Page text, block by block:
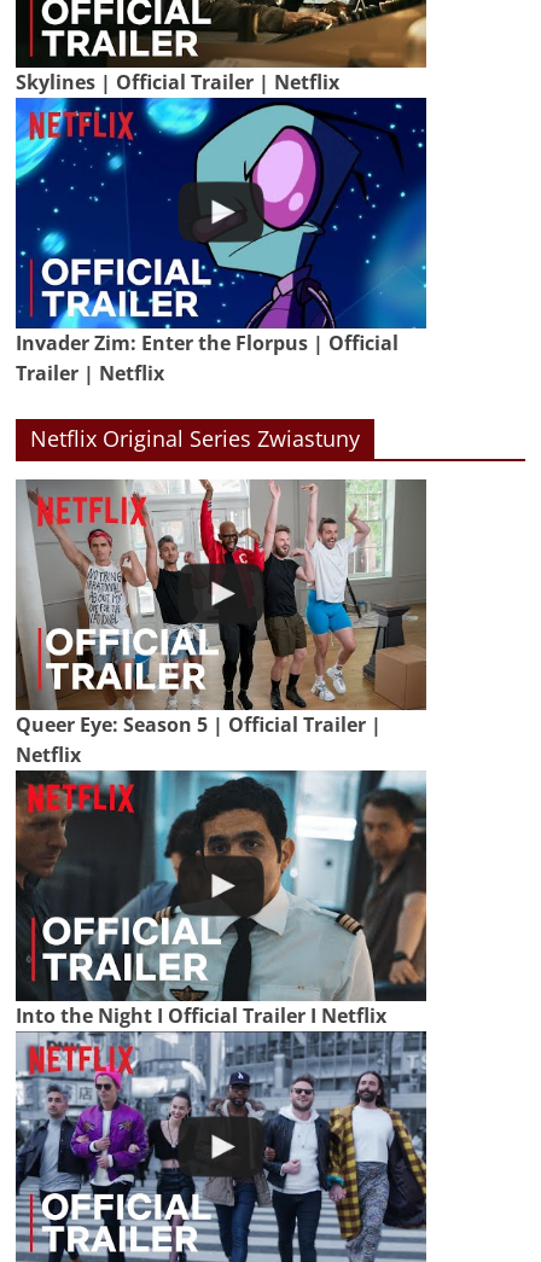
Skylines | Official Trailer | Netflix
Invader Zim: Enter the Florpus | Official
Trailer | Netflix
Netflix Original Series Zwiastuny
Queer Eye: Season 5 | Official Trailer |
Netflix
Into the Night I Official Trailer I Netflix